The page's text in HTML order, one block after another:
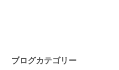
navigation
ブログカテゴリー